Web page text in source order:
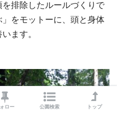
排除したルールづくりで
」をモットーに、頭と身体
ます。
ロー 公園検索 トップ